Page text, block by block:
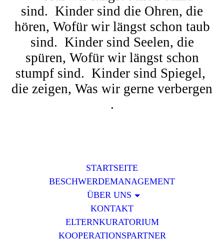
sind. Kinder sind die Ohren, die
hören, Wofür wir längst schon taub
sind. Kinder sind Seelen, die
spüren, Wofür wir längst schon
stumpf sind. Kinder sind Spiegel,
die zeigen, Was wir gerne verbergen
.
STARTSEITE
BESCHWERDEMANAGEMENT
ÜBER UNS
KONTAKT
ELTERNKURATORIUM
KOOPERATIONSPARTNER